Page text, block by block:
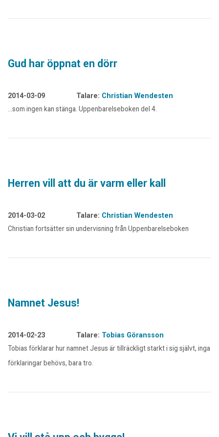
Gud har öppnat en dörr
2014-03-09 Talare: Christian Wendesten
…som ingen kan stänga. Uppenbarelseboken del 4.
Herren vill att du är varm eller kall
2014-03-02 Talare: Christian Wendesten
Christian fortsätter sin undervisning från Uppenbarelseboken
Namnet Jesus!
2014-02-23 Talare: Tobias Göransson
Tobias förklarar hur namnet Jesus är tillräckligt starkt i sig självt, inga
förklaringar behövs, bara tro.